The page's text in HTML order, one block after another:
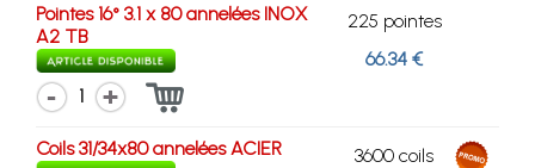
Pointes 16° 3.1 x 80 annelées INOX
A2 TB
225 pointes
66.34 €
1
Coils 31/34x80 annelées ACIER
3600 coils